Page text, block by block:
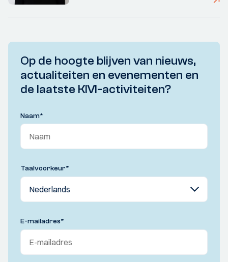
Op de hoogte blijven van nieuws,
actualiteiten en evenementen en
de laatste KIVI-activiteiten?
Naam*
Taalvoorkeur*
E-mailadres*